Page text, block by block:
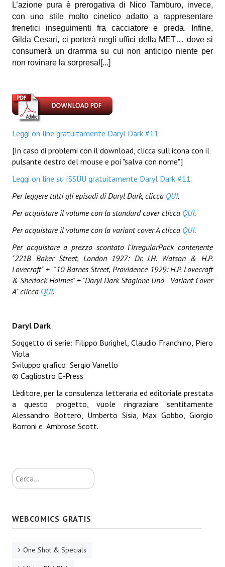
Narrativa
FantaFiction
E-book
IrregularVerso
Daryl Dark
Lovecraft & Holmes
Watson & Lovecraft
Sci-Fi
Giganti d'Acciaio
TenCentsVerso
Golden City Mystery Men
Joumon
Borley Rectory Club
EonVerso
Eon
CHI SIAMO
Associazione
Collabora con noi
Privacy
L’azione pura è prerogativa di Nico Tamburo, invece,
con uno stile molto cinetico adatto a rappresentare
frenetici inseguimenti fra cacciatore e preda. Infine,
Gilda Cesari, ci porterà negli uffici della MET… dove si
consumerà un dramma su cui non anticipo niente per
non rovinare la sorpresa![...]
Leggi on line gratuitamente Daryl Dark #11
[In caso di problemi con il download, clicca sull'icona con il
pulsante destro del mouse e poi "salva con nome"]
Leggi on line su ISSUU gratuitamente Daryl Dark #11
Per leggere tutti gli episodi di Daryl Dark, clicca QUI.
Per acquistare il volume con la standard cover clicca QUI.
Per acquistare il volume con la variant cover A clicca QUI.
Per acquistare a prezzo scontato l'IrregularPack contenente
"221B Baker Street, London 1927: Dr. J.H. Watson & H.P.
Lovecraft" + "10 Barnes Street, Providence 1929: H.P. Lovecraft
& Sherlock Holmes" + "Daryl Dark Stagione Uno - Variant Cover
A" clicca QUI.
Daryl Dark
Soggetto di serie: Filippo Burighel, Claudio Franchino, Piero
Viola
Sviluppo grafico: Sergio Vanello
© Cagliostro E-Press
L’editore, per la consulenza letteraria ed editoriale prestata
a questo progetto, vuole ringraziare sentitamente
Alessandro Bottero, Umberto Sisia, Max Gobbo, Giorgio
Borroni e Ambrose Scott.
Cerca...
WEBCOMICS GRATIS
One Shot & Specials